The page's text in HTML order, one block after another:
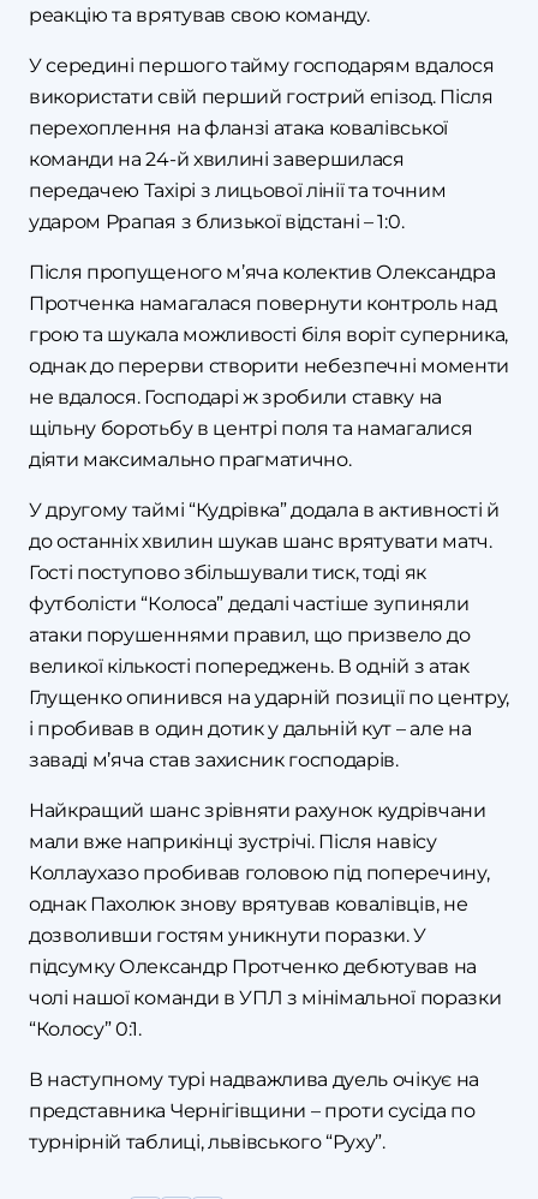
реакцію та врятував свою команду.
У середині першого тайму господарям вдалося
використати свій перший гострий епізод. Після
перехоплення на фланзі атака ковалівської
команди на 24-й хвилині завершилася
передачею Тахірі з лицьової лінії та точним
ударом Ррапая з близької відстані – 1:0.
Після пропущеного м’яча колектив Олександра
Протченка намагалася повернути контроль над
грою та шукала можливості біля воріт суперника,
однак до перерви створити небезпечні моменти
не вдалося. Господарі ж зробили ставку на
щільну боротьбу в центрі поля та намагалися
діяти максимально прагматично.
У другому таймі “Кудрівка” додала в активності й
до останніх хвилин шукав шанс врятувати матч.
Гості поступово збільшували тиск, тоді як
футболісти “Колоса” дедалі частіше зупиняли
атаки порушеннями правил, що призвело до
великої кількості попереджень. В одній з атак
Глущенко опинився на ударній позиції по центру,
і пробивав в один дотик у дальній кут – але на
заваді м’яча став захисник господарів.
Найкращий шанс зрівняти рахунок кудрівчани
мали вже наприкінці зустрічі. Після навісу
Коллаухазо пробивав головою під поперечину,
однак Пахолюк знову врятував ковалівців, не
дозволивши гостям уникнути поразки. У
підсумку Олександр Протченко дебютував на
чолі нашої команди в УПЛ з мінімальної поразки
“Колосу” 0:1.
В наступному турі надважлива дуель очікує на
представника Чернігівщини – проти сусіда по
турнірній таблиці, львівського “Руху”.